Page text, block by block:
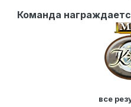
Команда
все